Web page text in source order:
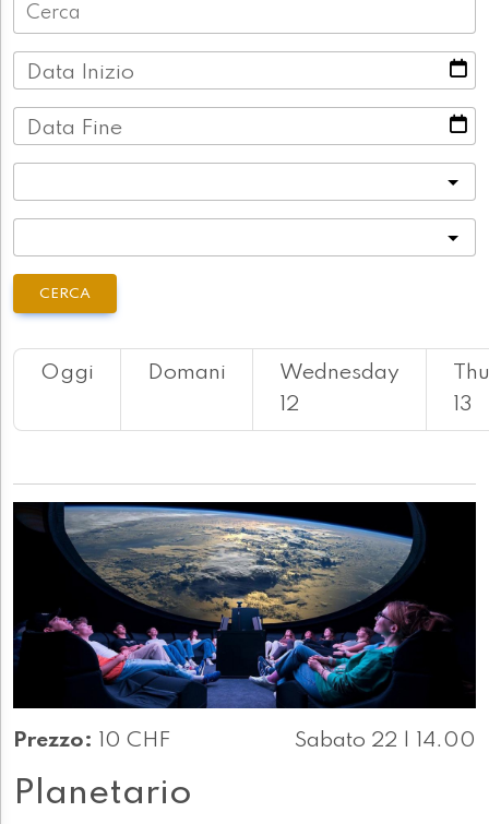
Data Inizio
Data Fine
CERCA
Oggi Domani
Wednesday
12
13
Prezzo: 10 CHF Sabato 22 | 14.00
Planetario